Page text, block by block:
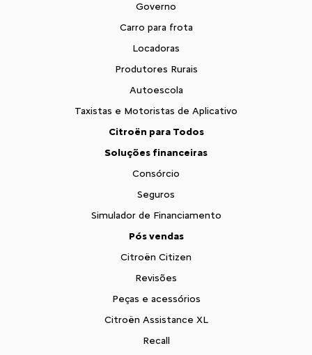
Governo
Carro para frota
Locadoras
Produtores Rurais
Autoescola
Taxistas e Motoristas de Aplicativo
Citroën para Todos
Soluções financeiras
Consórcio
Seguros
Simulador de Financiamento
Pós vendas
Citroën Citizen
Revisões
Peças e acessórios
Citroën Assistance XL
Recall